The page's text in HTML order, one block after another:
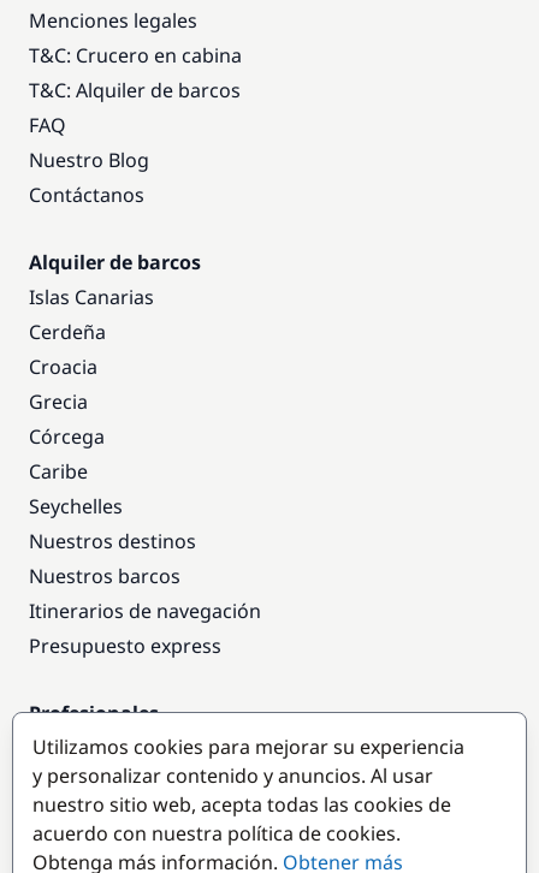
Menciones legales
T&C: Crucero en cabina
T&C: Alquiler de barcos
FAQ
Nuestro Blog
Contáctanos
Alquiler de barcos
Islas Canarias
Cerdeña
Croacia
Grecia
Córcega
Caribe
Seychelles
Nuestros destinos
Nuestros barcos
Itinerarios de navegación
Presupuesto express
Profesionales
Acceso empresas
Colaborar como empresa
Destinos populares
Utilizamos cookies para mejorar su experiencia
y personalizar contenido y anuncios. Al usar
nuestro sitio web, acepta todas las cookies de
acuerdo con nuestra política de cookies.
Obtenga más información. Obtener más